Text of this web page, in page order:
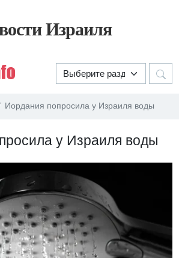
Израиля
Иордания попросила у Израиля воды
у Израиля воды